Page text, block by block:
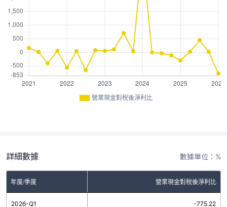
營業現金對稅後淨利比
詳細數據 數據單位：%
年度/季度 營業現金對稅後淨利比
2026-Q1 -775.22